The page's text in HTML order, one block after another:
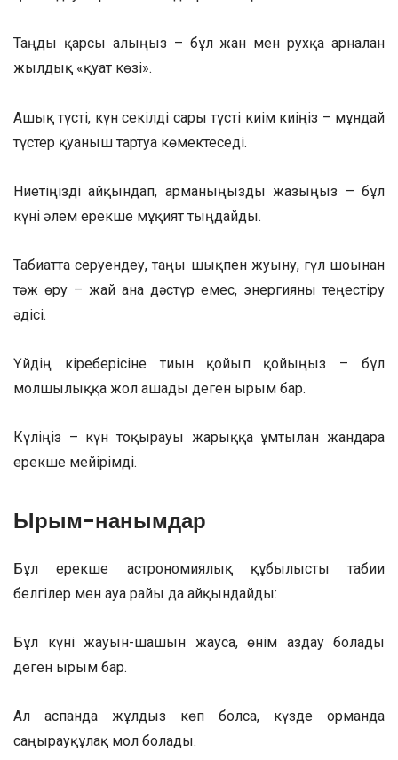
Таңды қарсы алыңыз – бұл жан мен рухқа арналған
жылдық «қуат көзі».
Ашық түсті, күн секілді сары түсті киім киіңіз – мұндай
түстер қуаныш тартуға көмектеседі.
Ниетіңізді айқындап, арманыңызды жазыңыз – бұл
күні әлем ерекше мұқият тыңдайды.
Табиғатта серуендеу, таңғы шықпен жуыну, гүл шоғынан
тәж өру – жай ғана дәстүр емес, энергияны теңестіру
әдісі.
Үйдің кіреберісіне тиын қойып қойыңыз – бұл
молшылыққа жол ашады деген ырым бар.
Күліңіз – күн тоқырауы жарыққа ұмтылған жандарға
ерекше мейірімді.
Ырым-нанымдар
Бұл ерекше астрономиялық құбылысты табиғи
белгілер мен ауа райы да айқындайды:
Бұл күні жауын-шашын жауса, өнім аздау болады
деген ырым бар.
Ал аспанда жұлдыз көп болса, күзде орманда
саңырауқұлақ мол болады.